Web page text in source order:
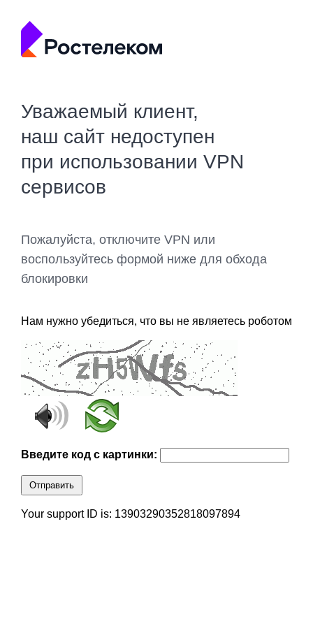
Уважаемый клиент,
наш сайт недоступен
при использовании VPN
сервисов
Пожалуйста, отключите VPN или
воспользуйтесь формой ниже для обхода
блокировки
Нам нужно убедиться, что вы не являетесь роботом
Введите код с картинки:
Отправить
Your support ID is: 13903290352818097894